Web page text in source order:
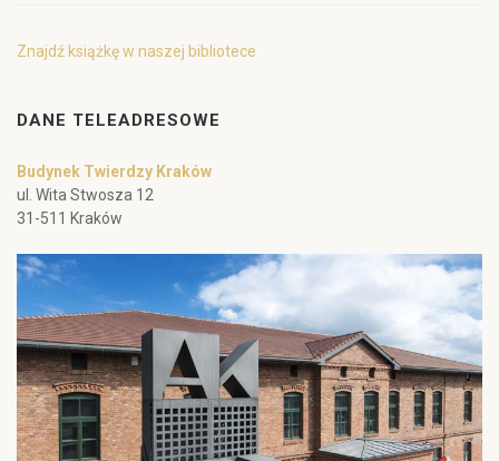
Znajdź książkę w naszej bibliotece
DANE TELEADRESOWE
Budynek Twierdzy Kraków
ul. Wita Stwosza 12
31-511 Kraków